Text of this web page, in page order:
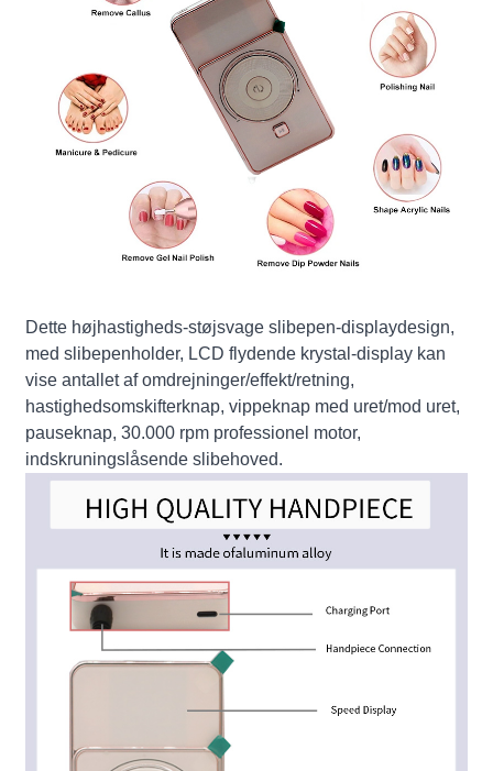
Dette højhastigheds-støjsvage slibepen-displaydesign,
med slibepenholder, LCD flydende krystal-display kan
vise antallet af omdrejninger/effekt/retning,
hastighedsomskifterknap, vippeknap med uret/mod uret,
pauseknap, 30.000 rpm professionel motor,
indskruningslåsende slibehoved.